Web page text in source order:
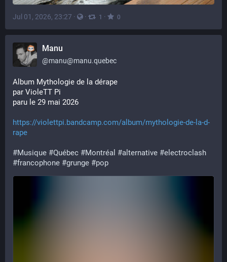
Jul 01, 2026, 23:27 · · 1 · 0
Manu
@manu@manu.quebec
Album Mythologie de la dérape
par VioleTT Pi
paru le 29 mai 2026
https://violettpi.bandcamp.com/album/mythologie-de-la-d-
rape
#Musique #Québec #Montréal #alternative #electroclash
#francophone #grunge #pop